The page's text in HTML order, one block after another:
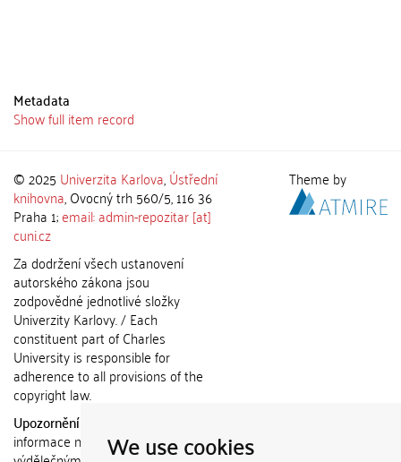
We use cookies
Metadata
Show full item record
© 2025 Univerzita Karlova,Ústřední
knihovna, Ovocný trh 560/5, 116 36
Praha 1;email: admin-repozitar [at]
cuni.cz
Za dodržení všech ustanovení
autorského zákona jsou
zodpovědné jednotlivé složky
Univerzity Karlovy. / Each
constituent part of Charles
University is responsible for
adherence to all provisions of the
copyright law.
Upozornění / Notice:
informace nemohou být použity k
Theme by